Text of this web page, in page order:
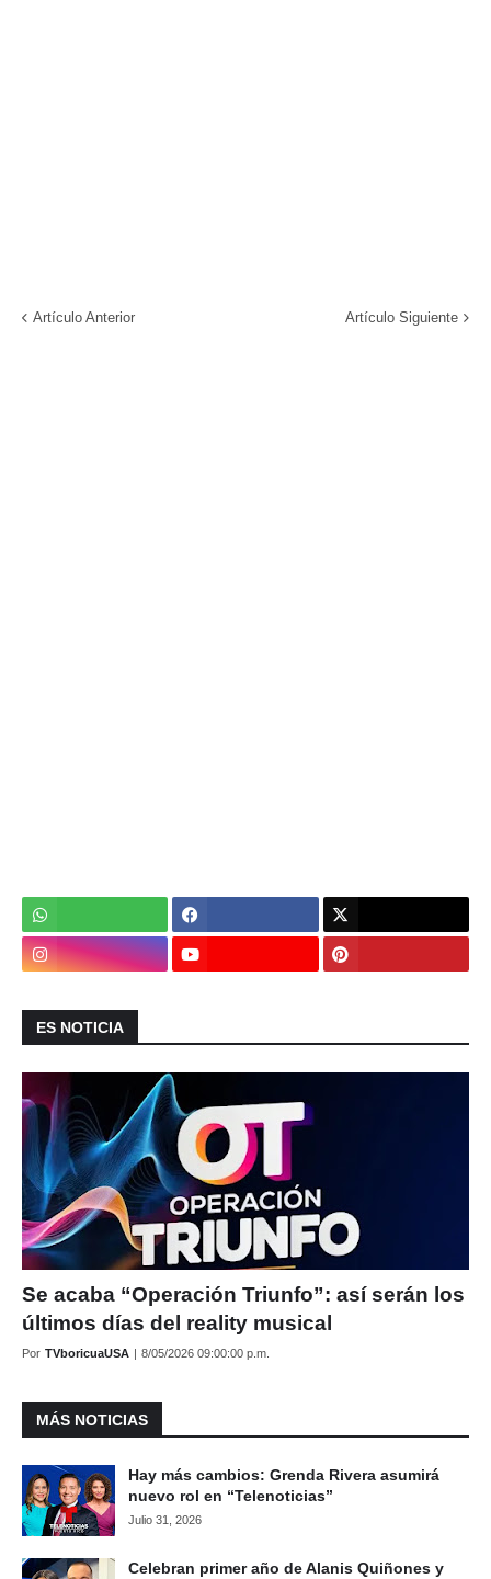
Artículo Anterior Artículo Siguiente
ES NOTICIA
Se acaba “Operación Triunfo”: así serán los
últimos días del reality musical
Por TVboricuaUSA | 8/05/2026 09:00:00 p.m.
MÁS NOTICIAS
Hay más cambios: Grenda Rivera asumirá
nuevo rol en “Telenoticias”
Julio 31, 2026
Celebran primer año de Alanis Quiñones y